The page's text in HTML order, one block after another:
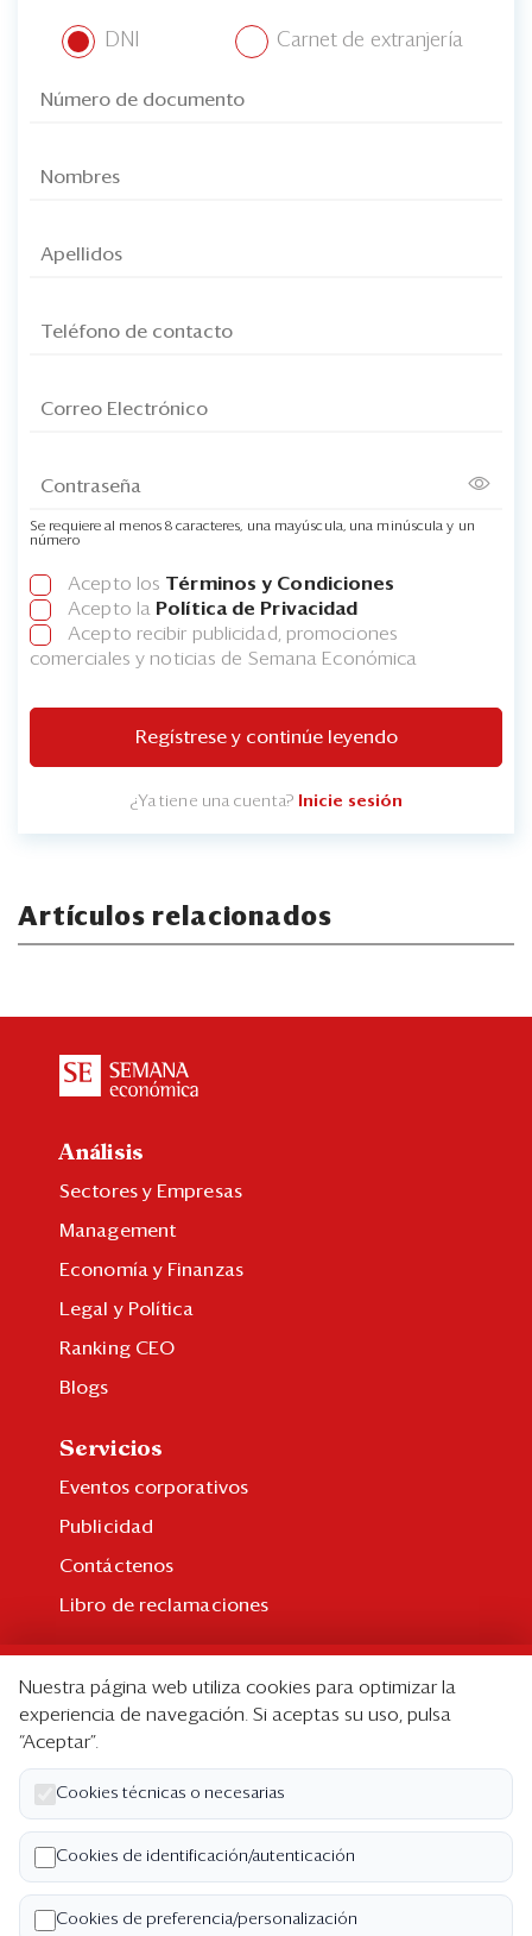
DNI Carnet de extranjería
Se requiere al menos 8 caracteres, una mayúscula, una minúscula y un
número
Acepto los Términos y Condiciones
Acepto la Política de Privacidad
Acepto recibir publicidad, promociones
comerciales y noticias de Semana Económica
Regístrese y continúe leyendo
¿Ya tiene una cuenta? Inicie sesión
Artículos relacionados
Análisis
Sectores y Empresas
Management
Economía y Finanzas
Legal y Política
Ranking CEO
Blogs
Servicios
Eventos corporativos
Publicidad
Contáctenos
Libro de reclamaciones
Suscripción individual
Paquetes corporativos
Edición Impresa
Nosotros
Quiénes somos
Código de ética
Nuestra página web utiliza cookies para optimizar la
experiencia de navegación. Si aceptas su uso, pulsa
“Aceptar”.
Cookies técnicas o necesarias
Cookies de identificación/autenticación
Cookies de preferencia/personalización